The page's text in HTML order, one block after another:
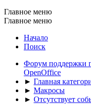
Главное меню
Главное меню
Начало
Поиск
Форум поддержки
OpenOffice
► Главная
► Макросы
► Отсутствует